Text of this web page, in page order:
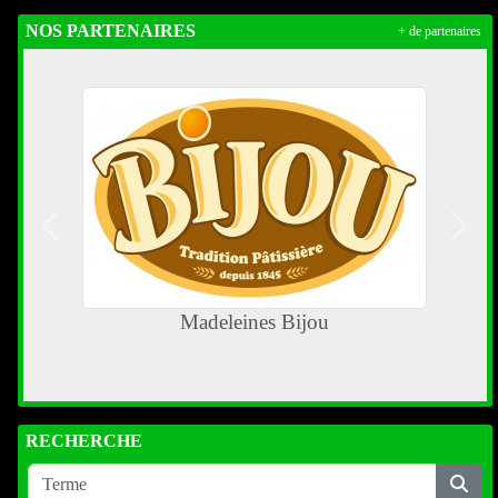
NOS PARTENAIRES
Madeleines Bijou
Précedent
+ de partenaires
RECHERCHE